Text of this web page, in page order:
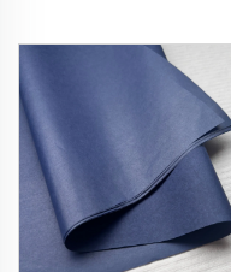
Fabrica de Hartie de
Ambalaj Colorata pentru
Cadouri Alimentare si
Suveniruri Calitate